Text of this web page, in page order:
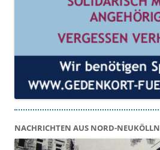
NACHRICHTEN AUS NORD-NEUKÖLLN